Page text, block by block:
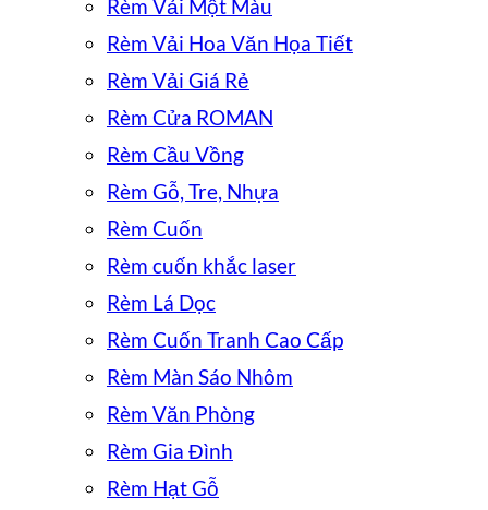
Rèm Vải Một Màu
Rèm Vải Hoa Văn Họa Tiết
Rèm Vải Giá Rẻ
Rèm Cửa ROMAN
Rèm Cầu Vồng
Rèm Gỗ, Tre, Nhựa
Rèm Cuốn
Rèm cuốn khắc laser
Rèm Lá Dọc
Rèm Cuốn Tranh Cao Cấp
Rèm Màn Sáo Nhôm
Rèm Văn Phòng
Rèm Gia Đình
Rèm Hạt Gỗ